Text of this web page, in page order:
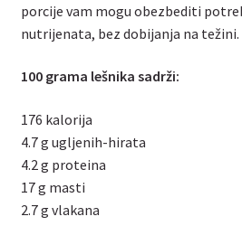
porcije vam mogu obezbediti
nutrijenata, bez dobijanja na težini.
100 grama lešnika sadrži:
176 kalorija
4.7 g ugljenih-hirata
4.2 g proteina
17 g masti
2.7 g vlakana